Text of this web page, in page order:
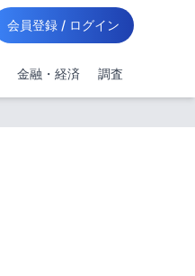
会員登録 / ログイン
金融・経済 調査